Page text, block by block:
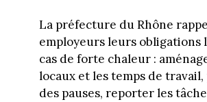
La préfecture du Rhône
employeurs leurs obligations
cas de forte chaleur :
locaux et les temps de
des pauses, reporter les